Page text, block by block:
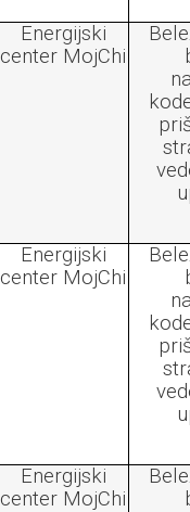
Energijski
center MojChi
Energijski
center MojChi
Energijski
center MojChi